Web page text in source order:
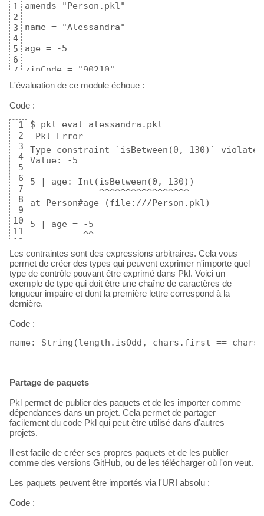
1
2
3
4
5
6
7
amends "Person.pkl"
name = "Alessandra"
age = -5
zipCode = "90210"
L'évaluation de ce module échoue :
Code :
1
2
3
4
5
6
7
8
9
10
11
12
13
14
15
16
$ pkl eval alessandra.pkl
 Pkl Error 
Type constraint `isBetween(0, 130)`
Value: -5
5 | age: Int(isBetween(0, 130))
             ^^^^^^^^^^^^^^^^^
at Person#age (file:///Person.pkl)
5 | age = -5
          ^^
106 | text = renderer.renderDocument(value)
             ^^^^^^^^^^^^^^^^^^^^^^^^^^^^^^
at pkl.base#Module.output.text (https://
Les contraintes sont des expressions arbitraires. Cela vous
permet de créer des types qui peuvent exprimer n'importe quel
type de contrôle pouvant être exprimé dans Pkl. Voici un
exemple de type qui doit être une chaîne de caractères de
longueur impaire et dont la première lettre correspond à la
dernière.
Code :
name: String(length.isOdd, chars.first ==
Partage de paquets
Pkl permet de publier des paquets et de les importer comme
dépendances dans un projet. Cela permet de partager
facilement du code Pkl qui peut être utilisé dans d'autres
projets.
Il est facile de créer ses propres paquets et de les publier
comme des versions GitHub, ou de les télécharger où l'on veut.
Les paquets peuvent être importés via l'URI absolu :
Code :